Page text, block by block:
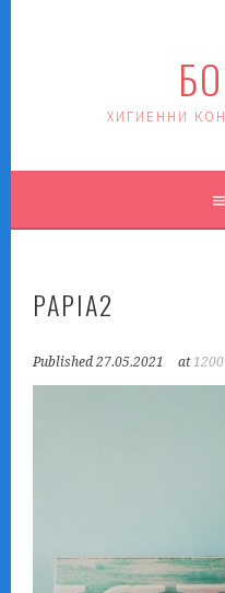
ХИГИЕННИ
PAPIA2
Published27.05.2021 at